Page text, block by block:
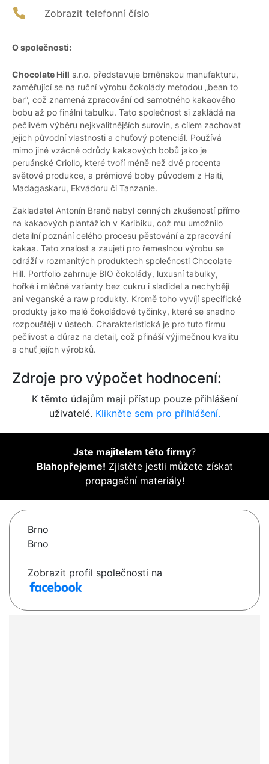
Zobrazit telefonní číslo
O společnosti:
Chocolate Hill s.r.o. představuje brněnskou manufakturu,
zaměřující se na ruční výrobu čokolády metodou „bean to
bar“, což znamená zpracování od samotného kakaového
bobu až po finální tabulku. Tato společnost si zakládá na
pečlivém výběru nejkvalitnějších surovin, s cílem zachovat
jejich původní vlastnosti a chuťový potenciál. Používá
mimo jiné vzácné odrůdy kakaových bobů jako je
peruánské Criollo, které tvoří méně než dvě procenta
světové produkce, a prémiové boby původem z Haiti,
Madagaskaru, Ekvádoru či Tanzanie.
Zakladatel Antonín Branč nabyl cenných zkušeností přímo
na kakaových plantážích v Karibiku, což mu umožnilo
detailní poznání celého procesu pěstování a zpracování
kakaa. Tato znalost a zaujetí pro řemeslnou výrobu se
odráží v rozmanitých produktech společnosti Chocolate
Hill. Portfolio zahrnuje BIO čokolády, luxusní tabulky,
hořké i mléčné varianty bez cukru i sladidel a nechybějí
ani veganské a raw produkty. Kromě toho vyvíjí specifické
produkty jako malé čokoládové tyčinky, které se snadno
rozpouštějí v ústech. Charakteristická je pro tuto firmu
pečlivost a důraz na detail, což přináší výjimečnou kvalitu
a chuť jejích výrobků.
Zdroje pro výpočet hodnocení:
K těmto údajům mají přístup pouze přihlášení
uživatelé. Klikněte sem pro přihlášení.
Jste majitelem této firmy?
Blahopřejeme! Zjistěte jestli můžete získat
propagační materiály!
Brno
Brno
Zobrazit profil společnosti na